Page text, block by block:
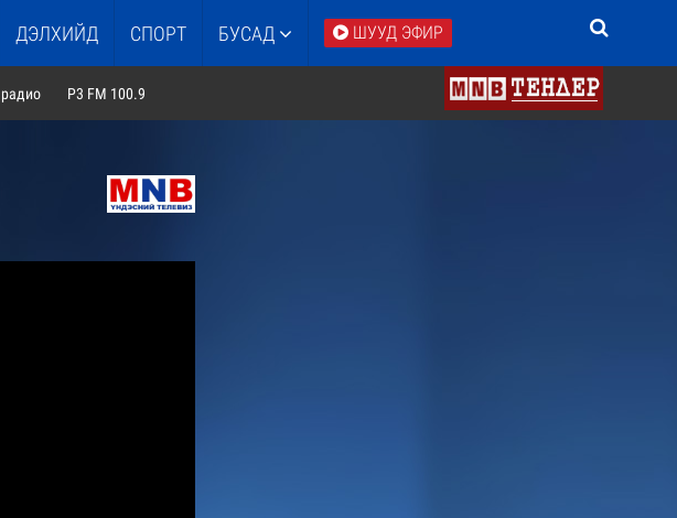
ДЭЛХИЙД СПОРТ БУСАД ШУУД ЭФИР
P3 FM 100.9